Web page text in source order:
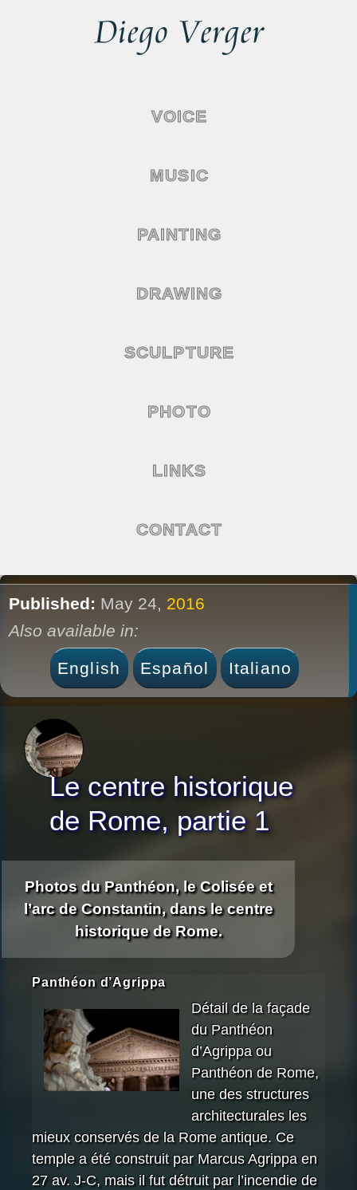
VOICE
MUSIC
PAINTING
DRAWING
SCULPTURE
PHOTO
LINKS
CONTACT
Published: May 24, 2016
Also available in:
English Español Italiano
Le centre historique
de Rome, partie 1
Photos du Panthéon, le Colisée et
l’arc de Constantin, dans le centre
historique de Rome.
Panthéon d’Agrippa
Détail de la façade
du Panthéon
d’Agrippa ou
Panthéon de Rome,
une des structures
architecturales les
mieux conservés de la Rome antique. Ce
temple a été construit par Marcus Agrippa en
27 av. J-C, mais il fut détruit par l’incendie de